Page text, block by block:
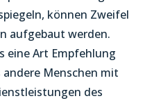
können Zweifel
aufgebaut werden.
eine Art Empfehlung
Menschen mit
des